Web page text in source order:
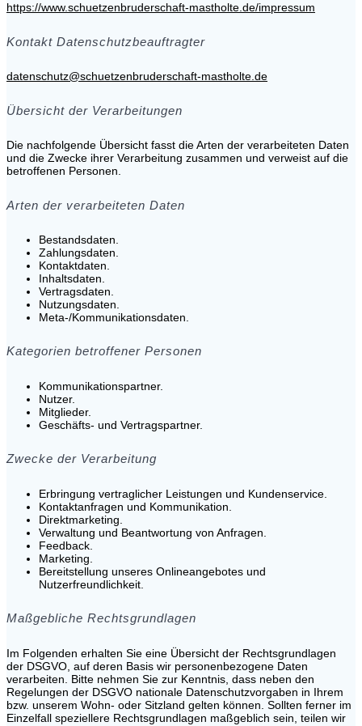
https://www.schuetzenbruderschaft-mastholte.de/impressum
Kontakt Datenschutzbeauftragter
datenschutz@schuetzenbruderschaft-mastholte.de
Übersicht der Verarbeitungen
Die nachfolgende Übersicht fasst die Arten der verarbeiteten Daten
und die Zwecke ihrer Verarbeitung zusammen und verweist auf die
betroffenen Personen.
Arten der verarbeiteten Daten
Bestandsdaten.
Zahlungsdaten.
Kontaktdaten.
Inhaltsdaten.
Vertragsdaten.
Nutzungsdaten.
Meta-/Kommunikationsdaten.
Kategorien betroffener Personen
Kommunikationspartner.
Nutzer.
Mitglieder.
Geschäfts- und Vertragspartner.
Zwecke der Verarbeitung
Erbringung vertraglicher Leistungen und Kundenservice.
Kontaktanfragen und Kommunikation.
Direktmarketing.
Verwaltung und Beantwortung von Anfragen.
Feedback.
Marketing.
Bereitstellung unseres Onlineangebotes und
Nutzerfreundlichkeit.
Maßgebliche Rechtsgrundlagen
Im Folgenden erhalten Sie eine Übersicht der Rechtsgrundlagen
der DSGVO, auf deren Basis wir personenbezogene Daten
verarbeiten. Bitte nehmen Sie zur Kenntnis, dass neben den
Regelungen der DSGVO nationale Datenschutzvorgaben in Ihrem
bzw. unserem Wohn- oder Sitzland gelten können. Sollten ferner im
Einzelfall speziellere Rechtsgrundlagen maßgeblich sein, teilen wir